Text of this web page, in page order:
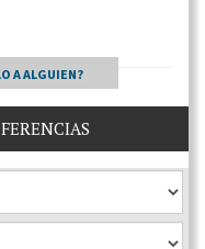
A ALGUIEN?